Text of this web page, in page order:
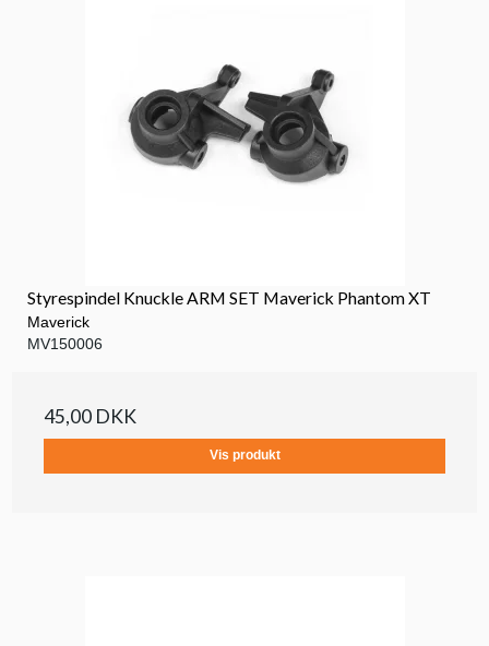
Styrespindel Knuckle ARM SET Maverick Phantom XT
Maverick
MV150006
45,00 DKK
Vis produkt